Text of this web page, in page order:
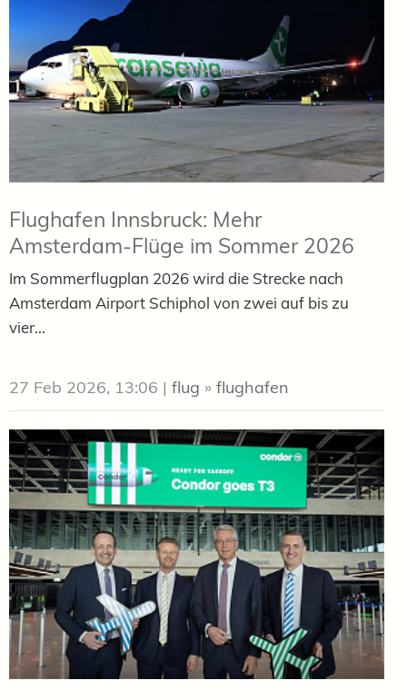
Flughafen Innsbruck: Mehr
Amsterdam-Flüge im Sommer 2026
Im Sommerflugplan 2026 wird die Strecke nach
Amsterdam Airport Schiphol von zwei auf bis zu
vier...
27 Feb 2026, 13:06 | flug » flughafen